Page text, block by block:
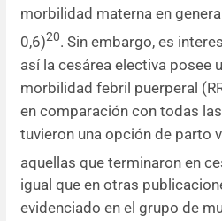
morbilidad materna en
0,6)20. Sin embargo, es
así la cesárea electiva posee
morbilidad febril puerperal
en comparación con todas
tuvieron una opción de parto
aquellas que terminaron en
igual que en otras
evidenciado en el grupo de